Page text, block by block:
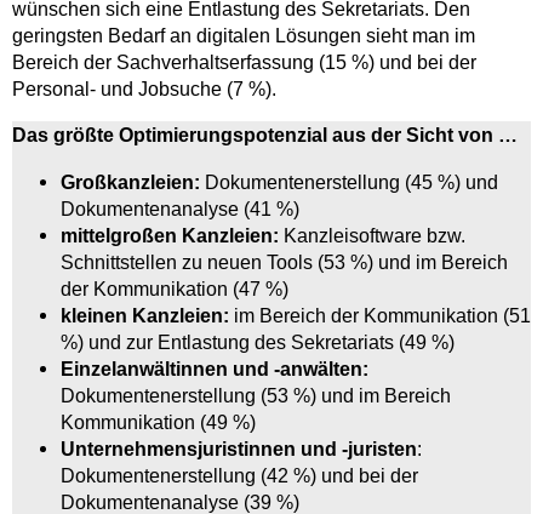
wünschen sich eine Entlastung des Sekretariats. Den
geringsten Bedarf an digitalen Lösungen sieht man im
Bereich der Sachverhaltserfassung (15 %) und bei der
Personal- und Jobsuche (7 %).
Das größte Optimierungspotenzial aus der Sicht von …
Großkanzleien: Dokumentenerstellung (45 %) und
Dokumentenanalyse (41 %)
mittelgroßen Kanzleien: Kanzleisoftware bzw.
Schnittstellen zu neuen Tools (53 %) und im Bereich
der Kommunikation (47 %)
kleinen Kanzleien: im Bereich der Kommunikation (51
%) und zur Entlastung des Sekretariats (49 %)
Einzelanwältinnen und -anwälten:
Dokumentenerstellung (53 %) und im Bereich
Kommunikation (49 %)
Unternehmensjuristinnen und -juristen:
Dokumentenerstellung (42 %) und bei der
Dokumentenanalyse (39 %)